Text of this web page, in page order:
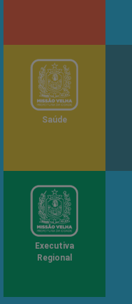
Saúde
Executiva
Regional